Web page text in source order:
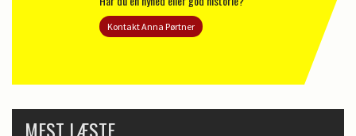
Kontakt Anna Pørtner
MEST LÆSTE